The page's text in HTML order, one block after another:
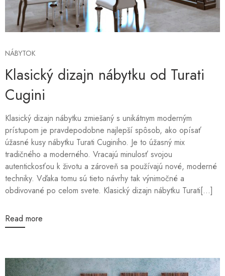
NÁBYTOK
Klasický dizajn nábytku od Turati
Cugini
Klasický dizajn nábytku zmiešaný s unikátnym moderným
prístupom je pravdepodobne najlepší spôsob, ako opísať
úžasné kusy nábytku Turati Cuginiho. Je to úžasný mix
tradičného a moderného. Vracajú minulosť svojou
autentickosťou k životu a zároveň sa používajú nové, moderné
techniky. Vďaka tomu sú tieto návrhy tak výnimočné a
obdivované po celom svete. Klasický dizajn nábytku Turati[...]
Read more